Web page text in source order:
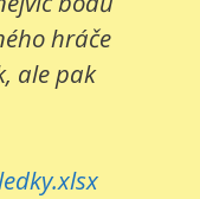
hráče
ale pak